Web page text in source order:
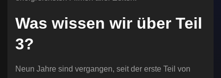
Was wissen wir über Teil
3?
Neun Jahre sind vergangen, seit der erste Teil von